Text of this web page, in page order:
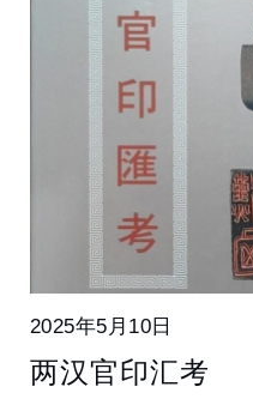
2025年5月10日
两汉官印汇考